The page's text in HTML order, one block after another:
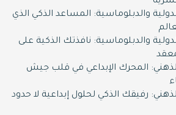
والدبلوماسية: المساعد الذكي الذي
والدبلوماسية: نافذتك الذكية على
المحرك الإبداعي في قلب جيش
رفيقك الذكي لحلول إبداعية لا حدود